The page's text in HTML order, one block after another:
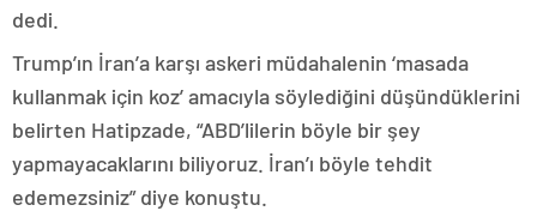
dedi.
Trump’ın İran’a karşı askeri müdahalenin ‘masada
kullanmak için koz’ amacıyla söylediğini düşündüklerini
belirten Hatipzade, “ABD’lilerin böyle bir şey
yapmayacaklarını biliyoruz. İran’ı böyle tehdit
edemezsiniz” diye konuştu.